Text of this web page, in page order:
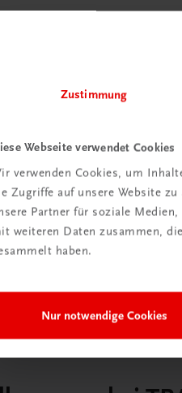
Zustimmung
Webseite verwendet Cookies
verwenden Cookies, um
Zugriffe auf unsere Website
Partner für soziale
weiteren Daten zusammen,
haben.
Nur notwendige Cookies